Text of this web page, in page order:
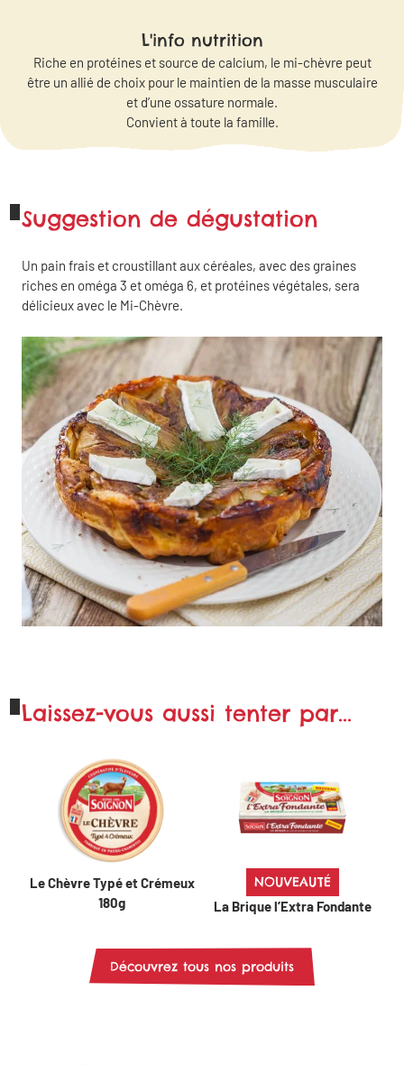
L'info nutrition
Riche en protéines et source de calcium, le mi-chèvre peut
être un allié de choix pour le maintien de la masse musculaire
et d’une ossature normale.
Convient à toute la famille.
Suggestion de dégustation
Un pain frais et croustillant aux céréales, avec des graines
riches en oméga 3 et oméga 6, et protéines végétales, sera
délicieux avec le Mi-Chèvre.
Laissez-vous aussi tenter par...
Le Chèvre Typé et Crémeux
180g
NOUVEAUTÉ
La Brique l’Extra Fondante
Découvrez tous nos produits